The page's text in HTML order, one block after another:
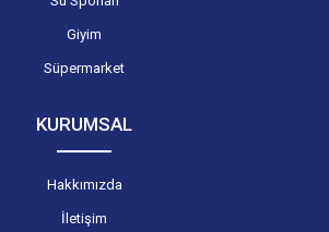
Giyim
Süpermarket
KURUMSAL
Hakkımızda
İletişim